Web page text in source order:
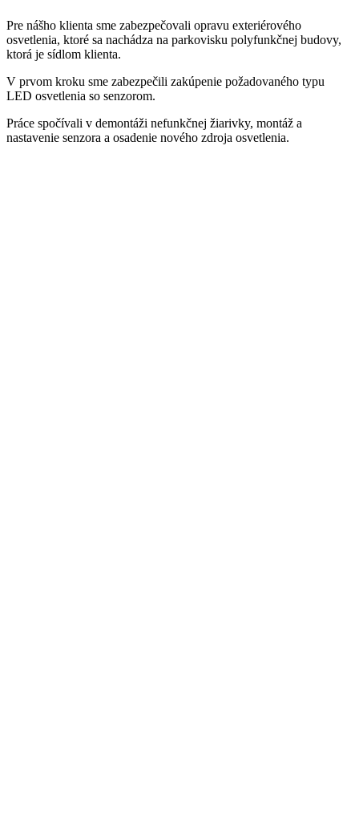
Pre nášho klienta sme zabezpečovali opravu exteriérového
osvetlenia, ktoré sa nachádza na parkovisku polyfunkčnej budovy,
ktorá je sídlom klienta.
V prvom kroku sme zabezpečili zakúpenie požadovaného typu
LED osvetlenia so senzorom.
Práce spočívali v demontáži nefunkčnej žiarivky, montáž a
nastavenie senzora a osadenie nového zdroja osvetlenia.